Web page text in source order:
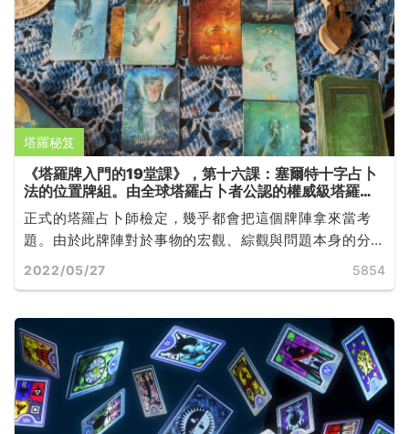
塔羅秘笈
《塔羅牌入門的19堂課》，第十六課：塞爾特十字占卜
法的位置牌組。由全球塔羅占卜者公認的權威級塔羅師
Joan Bunning 所撰寫
正式的塔羅占卜師檢定，幾乎都會把這個牌陣拿來當考
題。由於此牌陣對於事物的宏觀、綜觀與問題本身的分
析，都有相當詳細的說明，因此也造成它的經典地位...
2022/05/27 5854